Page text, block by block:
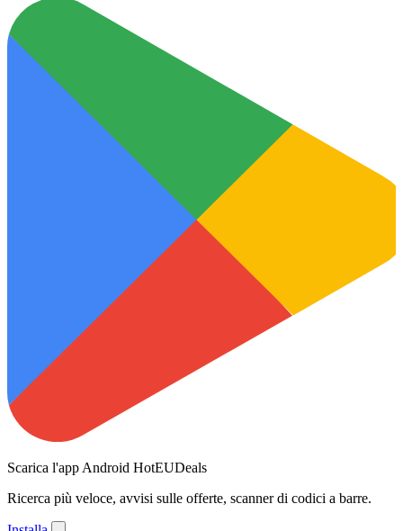
Scarica l'app Android HotEUDeals
Ricerca più veloce, avvisi sulle offerte, scanner di codici a barre.